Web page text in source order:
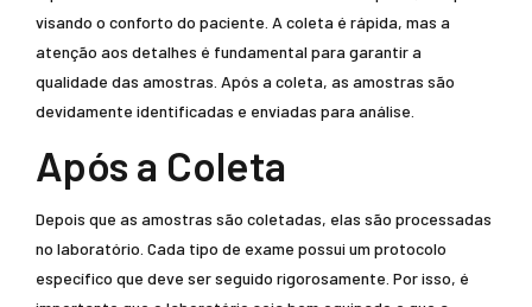
visando o conforto do paciente. A coleta é rápida, mas a
atenção aos detalhes é fundamental para garantir a
qualidade das amostras. Após a coleta, as amostras são
devidamente identificadas e enviadas para análise.
Após a Coleta
Depois que as amostras são coletadas, elas são processadas
no laboratório. Cada tipo de exame possui um protocolo
específico que deve ser seguido rigorosamente. Por isso, é